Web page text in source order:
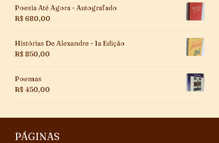
Poesia Até Agora - Autografado
R$ 680,00
Histórias De Alexandre - 1a Edição
R$ 850,00
Poemas
R$ 450,00
PÁGINAS